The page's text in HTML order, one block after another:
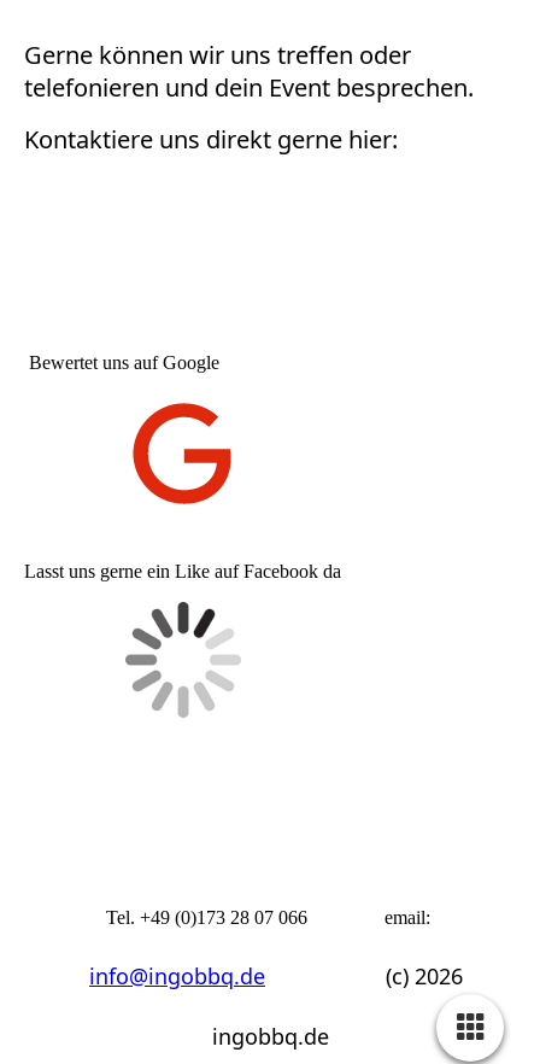
Gerne können wir uns treffen oder
telefonieren und dein Event besprechen.
Kontaktiere uns direkt gerne hier:
Bewertet uns auf Google
Lasst uns gerne ein Like auf Facebook da
Tel. +49 (0)173 28 07 066 email:
info@ingobbq.de (c) 2026
ingobbq.de